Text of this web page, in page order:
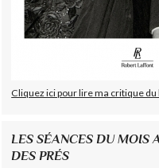
Cliquez ici pour lire ma critique
LES SÉANCES DU MOIS
DES PRÉS